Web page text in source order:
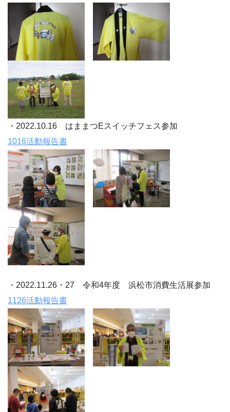
・2022.10.16 はままつEスイッチフェス参加
1016活動報告書
・2022.11.26・27 令和4年度 浜松市消費生活展参加
1126活動報告書